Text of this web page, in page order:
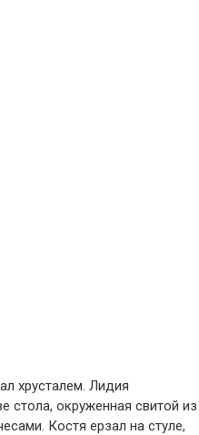
хрусталем. Лидия
стола, окруженная свитой из
Костя ерзал на стуле,